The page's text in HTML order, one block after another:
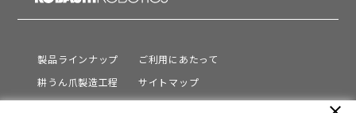
製品ラインナップ
耕うん爪製造工程
サポート
ご利用にあたって
サイトマップ
プライバシーポリシー